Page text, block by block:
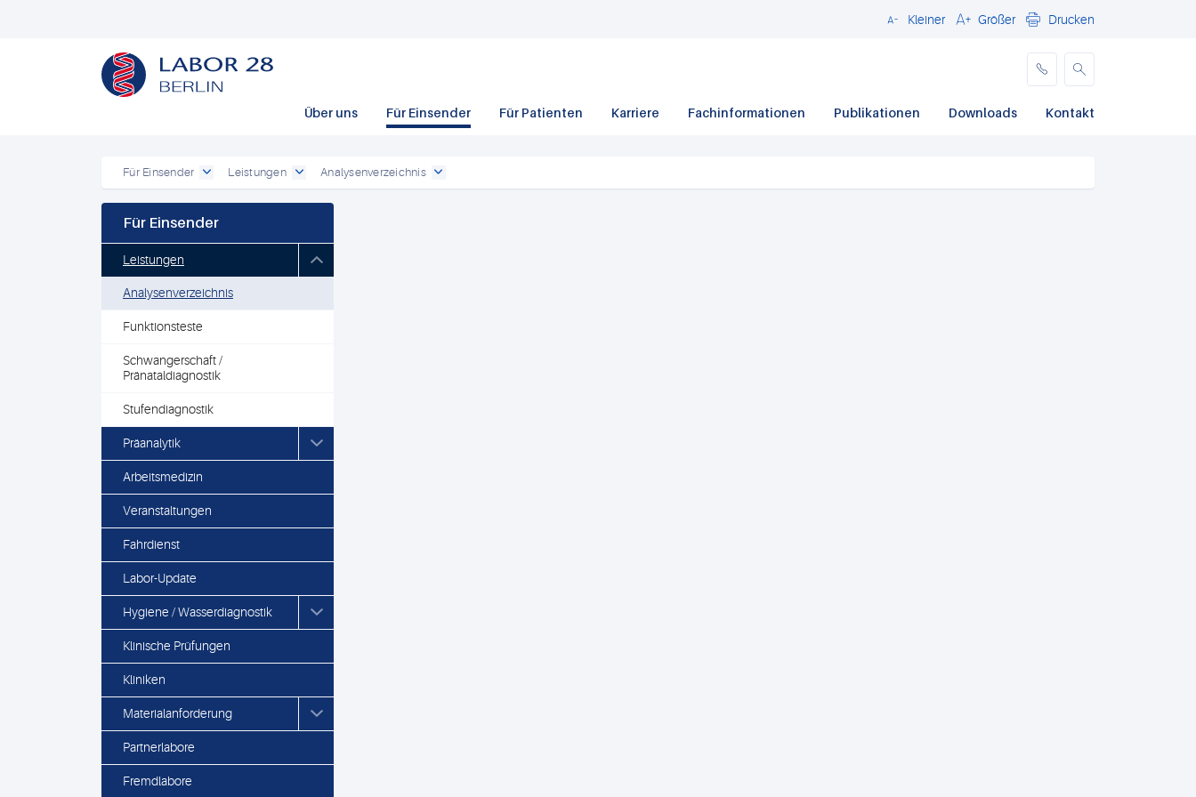
Schließen
Kleiner Größer Drucken
Über uns Für Einsender Für Patienten Karriere Fachinformationen Publikationen Downloads Kontakt
Für Einsender Leistungen Analysenverzeichnis
Für Einsender
Leistungen
Analysenverzeichnis
Funktionsteste
Schwangerschaft /
Pränataldiagnostik
Stufendiagnostik
Präanalytik
Arbeitsmedizin
Veranstaltungen
Fahrdienst
Labor-Update
Hygiene / Wasserdiagnostik
Klinische Prüfungen
Kliniken
Materialanforderung
Partnerlabore
Fremdlabore